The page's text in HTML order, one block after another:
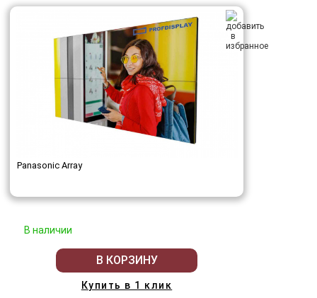
Panasonic Array
В наличии
В КОРЗИНУ
Купить в 1 клик